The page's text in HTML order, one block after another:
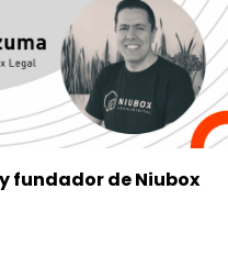
fundador de Niubox